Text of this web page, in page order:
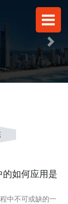
Next
的如何应用是
中不可或缺的一